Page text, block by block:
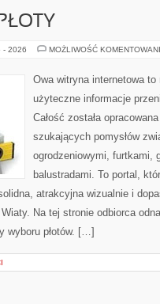
- 2026 MOŻLIWOŚĆ
Owa witryna internetowa
użyteczne informacje
Całość została
szukających pomysłów
ogrodzeniowymi, furtkami,
balustradami. To portal,
atrakcyjna wizualnie i
Na tej stronie odbiorca
wyboru płotów. […]